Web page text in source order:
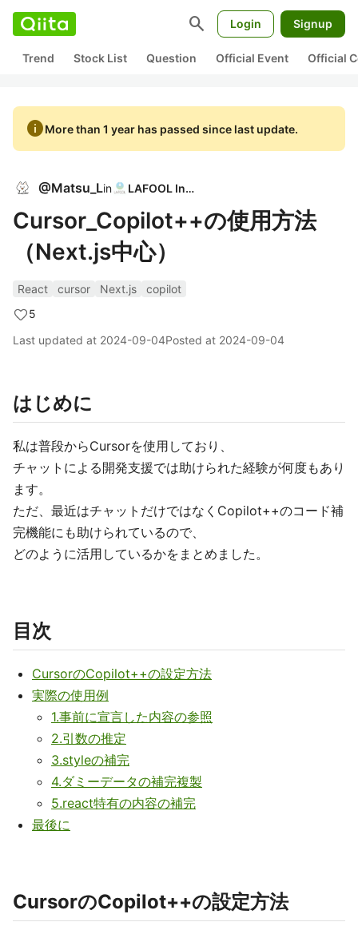
search Login Signup
Trend Stock List Question Official Event Official
infoMore than 1 year has passed since last update.
@Matsu_Lin LAFOOL Inc,
Cursor_Copilot++の使用方法
（Next.js中心）
React cursor Next.js
copilot
5
Last updated at 2024-09-04Posted at 2024-09-04
はじめに
私は普段からCursorを使用しており、
チャットによる開発支援では助けられた経験が何度もあり
ます。
ただ、最近はチャットだけではなくCopilot++のコード補
完機能にも助けられているので、
どのように活用しているかをまとめました。
目次
CursorのCopilot++の設定方法
実際の使用例
1.事前に宣言した内容の参照
2.引数の推定
3.styleの補完
4.ダミーデータの補完複製
5.react特有の内容の補完
最後に
CursorのCopilot++の設定方法